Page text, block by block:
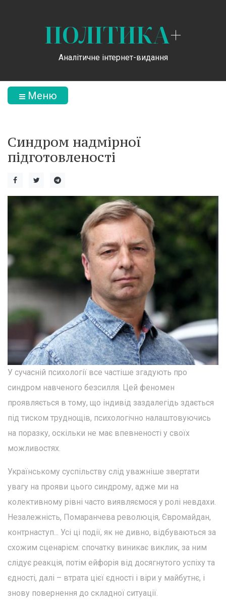
ПОЛІТИКА+
Аналітичне інтернет-видання
Меню
Синдром надмірної
підготовленості
У сучасній психології все частіше згадують про
синдром навченого безсилля. Цей феномен
проявляється в тому, що індивід заздалегідь здається
під тиском труднощів, психологічно налаштовуючись
на поразку, оскільки не має впевненості у своїх
можливостях.
Українському суспільству слід уважніше звертати
увагу на прояви цього синдрому, адже ми на
колективному рівні часто виявляємося у ролі невдахи.
Незалежність, Помаранчева революція, Євромайдан,
контрнаступ... Усі ці події, як не дивно, відбуваються за
схожим сценарієм: спочатку виникає виклик, за ним
слідує реакція, потім ейфорія від досягнутого успіху та
єдності, далі – втрата цієї єдності і віри у майбутнє, і
знову повернення до складної ситуації.